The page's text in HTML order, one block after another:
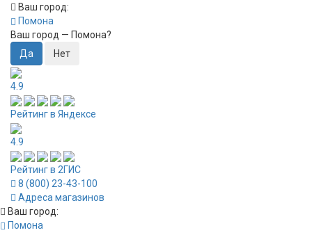
Ваш город:
Помона
Ваш город — Помона?
4.9
Рейтинг в Яндексе
4.9
Рейтинг в 2ГИС
8 (800) 23-43-100
Адреса магазинов
Ваш город:
Помона